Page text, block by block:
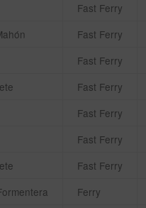
Fast Ferry
Fast Ferry
Fast Ferry
Fast Ferry
Fast Ferry
Fast Ferry
Fast Ferry
Ferry